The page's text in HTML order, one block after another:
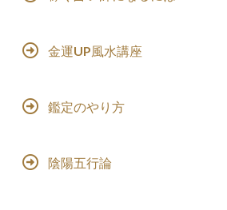
金運UP風水講座
鑑定のやり方
陰陽五行論